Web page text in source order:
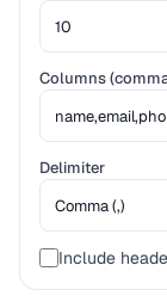
Columns
Delimiter
Include